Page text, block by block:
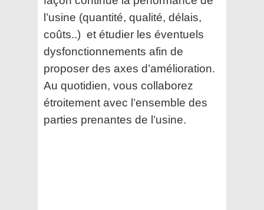
l’usine (quantité, qualité, délais,
coûts..) et étudier les éventuels
dysfonctionnements afin de
proposer des axes d’amélioration.
Au quotidien, vous collaborez
étroitement avec l’ensemble des
parties prenantes de l’usine.